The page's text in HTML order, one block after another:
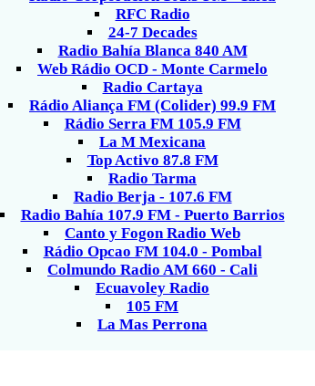
RFC Radio
24-7 Decades
Radio Bahía Blanca 840 AM
Web Rádio OCD - Monte Carmelo
Radio Cartaya
Rádio Aliança FM (Colider) 99.9 FM
Rádio Serra FM 105.9 FM
La M Mexicana
Top Activo 87.8 FM
Radio Tarma
Radio Berja - 107.6 FM
Radio Bahía 107.9 FM - Puerto Barrios
Canto y Fogon Radio Web
Rádio Opcao FM 104.0 - Pombal
Colmundo Radio AM 660 - Cali
Ecuavoley Radio
105 FM
La Mas Perrona